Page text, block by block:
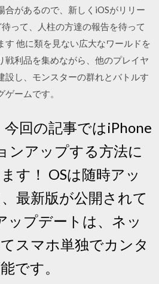
合があるので、新しくiOSがリリー
って、人柱の方達の報告を待って
す 他に類を見ない広大なワールドを
戦利品を集めながら、他のプレイヤ
設し、モンスターの群れとバトルす
ームです。
回の記事ではiPhone
ンアップする方法に
す！ OSは随時アッ
最新版が公開されて
ップデートは、ネッ
スマホ単独でカンタ
です。